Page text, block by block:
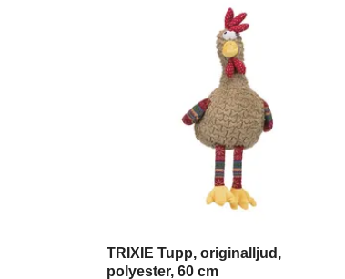
TRIXIE Tupp, originalljud,
polyester, 60 cm